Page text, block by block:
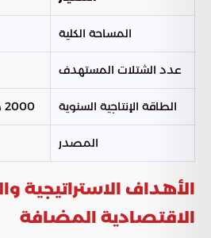
المساحة الكلية
عدد الشتلات المستهدف
الطاقة الإنتاجية السنوية 2000 طن عند التشغيل الكامل
المصدر
الأهداف الاستراتيجية
الاقتصادية المضافة